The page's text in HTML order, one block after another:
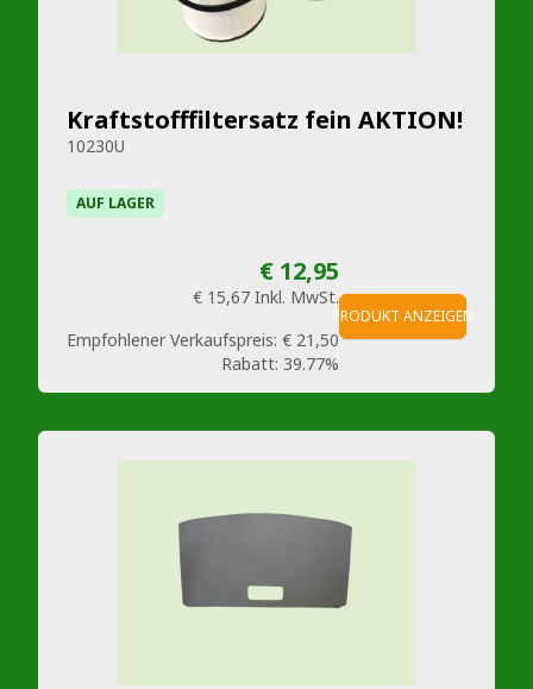
Kraftstofffiltersatz fein AKTION!
10230U
AUF LAGER
€ 12,95
€ 15,67 Inkl. MwSt.
Empfohlener Verkaufspreis: € 21,50
Rabatt: 39.77%
PRODUKT ANZEIGEN